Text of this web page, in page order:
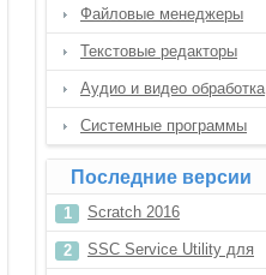
Файловые менеджеры
Текстовые редакторы
Аудио и видео обработка
Системные программы
Последние версии
Scratch 2016
SSC Service Utility для